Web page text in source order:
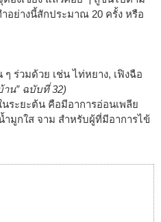
อย่างนี้สักประมาณ 20 ครั้ง หรือ
ร่วมด้วย เช่น ไท่หยาง, เฟิงฉือ
าน” ฉบับที่ 32)
ระยะต้น คือมีอาการอ่อนเพลีย
มูกใส จาม สำหรับผู้ที่มีอาการไข้